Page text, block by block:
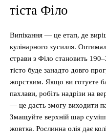
тіста Філо
Випікання — це етап, де
кулінарного зусилля.
страви з Філо становить
тісто буде занадто довго
жорстким. Якщо ви готуєте
пахлави, робіть надрізи на
— це дасть змогу виходити
Змащуйте верхній шар
жовтка. Рослинна олія дає